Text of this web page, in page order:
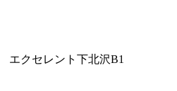
エクセレント下北沢B1